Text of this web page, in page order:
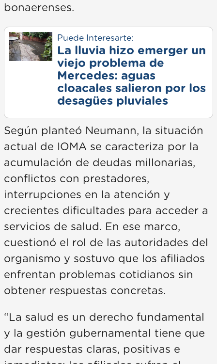
bonaerenses.
Puede Interesarte:
La lluvia hizo emerger un
viejo problema de
Mercedes: aguas
cloacales salieron por los
desagües pluviales
Según planteó Neumann, la situación
actual de IOMA se caracteriza por la
acumulación de deudas millonarias,
conflictos con prestadores,
interrupciones en la atención y
crecientes dificultades para acceder a
servicios de salud. En ese marco,
cuestionó el rol de las autoridades del
organismo y sostuvo que los afiliados
enfrentan problemas cotidianos sin
obtener respuestas concretas.
“La salud es un derecho fundamental
y la gestión gubernamental tiene que
dar respuestas claras, positivas e